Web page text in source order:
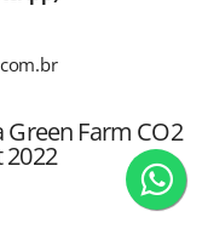
Farm CO2
2022